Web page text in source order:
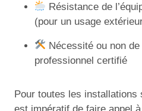
Résistance de
(pour un usage
Nécessité ou non
professionnel certifié
Pour toutes les installations
est impératif de faire appel